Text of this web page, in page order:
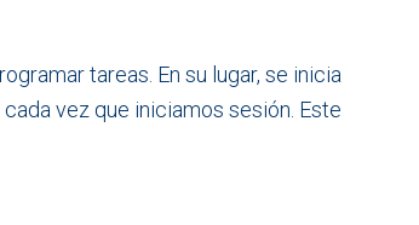
tareas. En su lugar, se inicia
cada vez que iniciamos sesión. Este